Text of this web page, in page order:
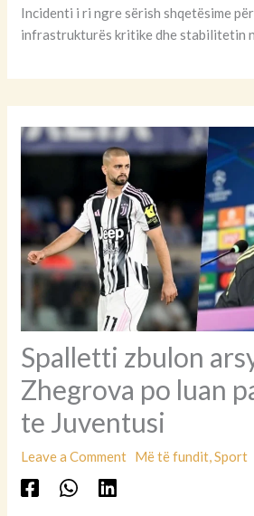
Incidenti i ri ngre sërish shqetësime
infrastrukturës kritike dhe stabilitetin
Spalletti zbulon
Zhegrova po luan
te Juventusi
Leave a Comment Më të fundit,Sport